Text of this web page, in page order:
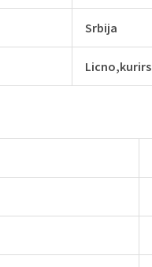
Srbija